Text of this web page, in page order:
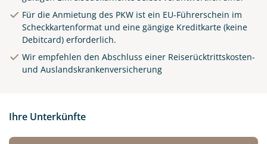
Für die Anmietung des PKW ist ein EU-Führerschein im
Scheckkartenformat und eine gängige Kreditkarte (keine
Debitcard) erforderlich.
Wir empfehlen den Abschluss einer Reiserücktrittskosten-
und Auslandskrankenversicherung
Ihre Unterkünfte